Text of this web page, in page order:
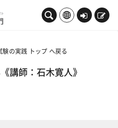
ロ
新
の実践 トップ へ戻る
講師：石木寛人》